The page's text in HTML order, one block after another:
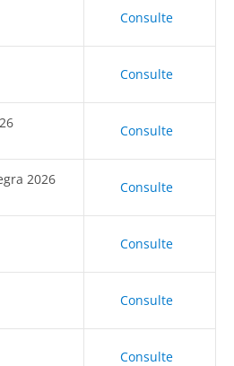
Consulte
Consulte
Consulte
2026 Consulte
Consulte
Consulte
Consulte